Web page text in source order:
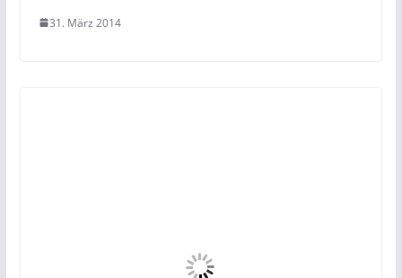
31. März 2014